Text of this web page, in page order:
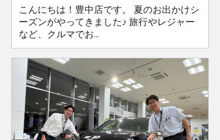
こんにちは！豊中店です。 夏のお出かけシ
ーズンがやってきました♪ 旅行やレジャー
など、クルマでお...